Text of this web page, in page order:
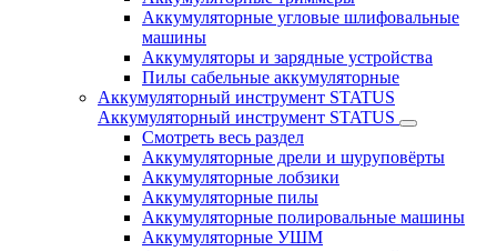
Аккумуляторные угловые шлифовальные
машины
Аккумуляторы и зарядные устройства
Пилы сабельные аккумуляторные
Аккумуляторный инструмент STATUS
Аккумуляторный инструмент STATUS
Смотреть весь раздел
Аккумуляторные дрели и шуруповёрты
Аккумуляторные лобзики
Аккумуляторные пилы
Аккумуляторные полировальные машины
Аккумуляторные УШМ